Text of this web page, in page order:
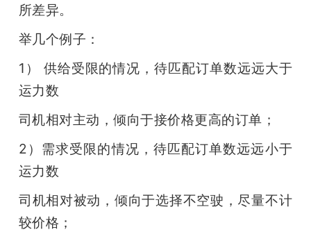
所差异。
举几个例子：
1） 供给受限的情况，待匹配订单数远远大于
运力数
司机相对主动，倾向于接价格更高的订单；
2）需求受限的情况，待匹配订单数远远小于
运力数
司机相对被动，倾向于选择不空驶，尽量不计
较价格；